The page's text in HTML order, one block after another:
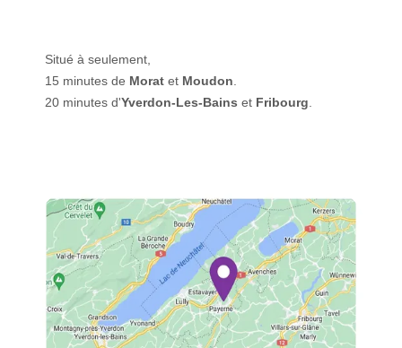
Situé à seulement,
15 minutes de Morat et Moudon
20 minutes d'Yverdon-Les-Bains et Fribourg